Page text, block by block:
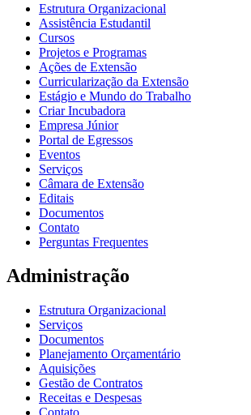
Estrutura Organizacional
Assistência Estudantil
Cursos
Projetos e Programas
Ações de Extensão
Curricularização da Extensão
Estágio e Mundo do Trabalho
Criar Incubadora
Empresa Júnior
Portal de Egressos
Eventos
Serviços
Câmara de Extensão
Editais
Documentos
Contato
Perguntas Frequentes
Administração
Estrutura Organizacional
Serviços
Documentos
Planejamento Orçamentário
Aquisições
Gestão de Contratos
Receitas e Despesas